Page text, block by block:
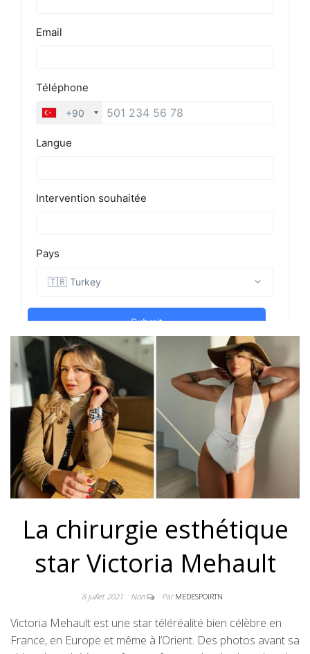
La chirurgie esthétique
star Victoria Mehault
8 juillet 2021 Non ParMEDESPOIRTN
Victoria Mehault est une star téléréalité bien célèbre en
France, en Europe et même à l’Orient. Des photos avant sa